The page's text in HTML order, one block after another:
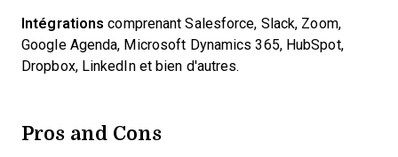
Intégrations comprenant Salesforce, Slack, Zoom,
Google Agenda, Microsoft Dynamics 365, HubSpot,
Dropbox, LinkedIn et bien d'autres.
Pros and Cons